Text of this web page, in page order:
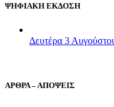
ΨΗΦΙΑΚΗ ΕΚΔΟΣΗ
Δευτέρα 3
ΑΡΘΡΑ – ΑΠΟΨΕΙΣ